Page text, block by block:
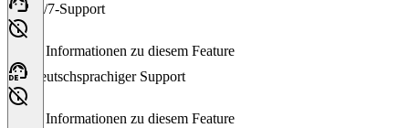
24/7-Support
Keine Informationen zu diesem Feature
Deutschsprachiger Support
Keine Informationen zu diesem Feature